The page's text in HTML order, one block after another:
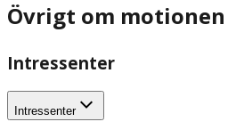
Övrigt om motionen
Intressenter
Intressenter